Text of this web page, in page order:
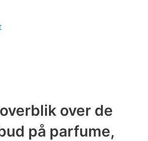
over de
på parfume,